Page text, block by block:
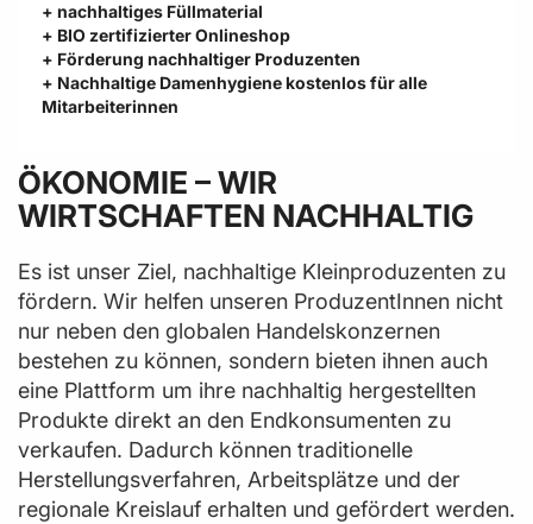
+ nachhaltiges Füllmaterial
+ BIO zertifizierter Onlineshop
+ Förderung nachhaltiger Produzenten
+ Nachhaltige Damenhygiene kostenlos für alle
Mitarbeiterinnen
ÖKONOMIE – WIR
WIRTSCHAFTEN NACHHALTIG
Es ist unser Ziel, nachhaltige Kleinproduzenten zu
fördern. Wir helfen unseren ProduzentInnen nicht
nur neben den globalen Handelskonzernen
bestehen zu können, sondern bieten ihnen auch
eine Plattform um ihre nachhaltig hergestellten
Produkte direkt an den Endkonsumenten zu
verkaufen. Dadurch können traditionelle
Herstellungsverfahren, Arbeitsplätze und der
regionale Kreislauf erhalten und gefördert werden.